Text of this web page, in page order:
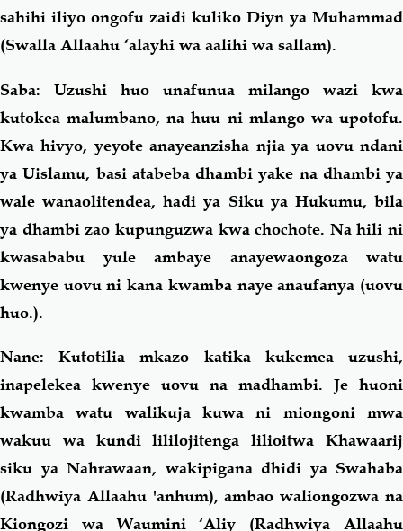
sahihi iliyo ongofu zaidi kuliko Diyn ya Muhammad
(Swalla Allaahu ‘alayhi wa aalihi wa sallam).
Saba: Uzushi huo unafunua milango wazi kwa
kutokea malumbano, na huu ni mlango wa upotofu.
Kwa hivyo, yeyote anayeanzisha njia ya uovu ndani
ya Uislamu, basi atabeba dhambi yake na dhambi ya
wale wanaolitendea, hadi ya Siku ya Hukumu, bila
ya dhambi zao kupunguzwa kwa chochote. Na hili ni
kwasababu yule ambaye anayewaongoza watu
kwenye uovu ni kana kwamba naye anaufanya (uovu
huo.).
Nane: Kutotilia mkazo katika kukemea uzushi,
inapelekea kwenye uovu na madhambi. Je huoni
kwamba watu walikuja kuwa ni miongoni mwa
wakuu wa kundi lililojitenga lilioitwa Khawaarij
siku ya Nahrawaan, wakipigana dhidi ya Swahaba
(Radhwiya Allaahu 'anhum), ambao waliongozwa na
Kiongozi wa Waumini ‘Aliy (Radhwiya Allaahu